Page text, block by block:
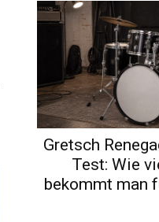
Gretsch
Test: Wie
bekommt man